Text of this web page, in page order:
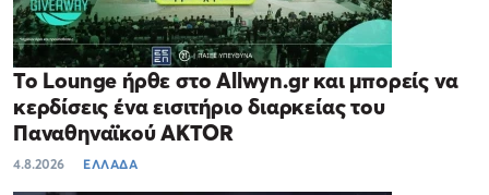
Το Lounge ήρθε στο Allwyn.gr και μπορείς να
κερδίσεις ένα εισιτήριο διαρκείας του
Παναθηναϊκού AKTOR
4.8.2026 ΕΛΛΑΔΑ